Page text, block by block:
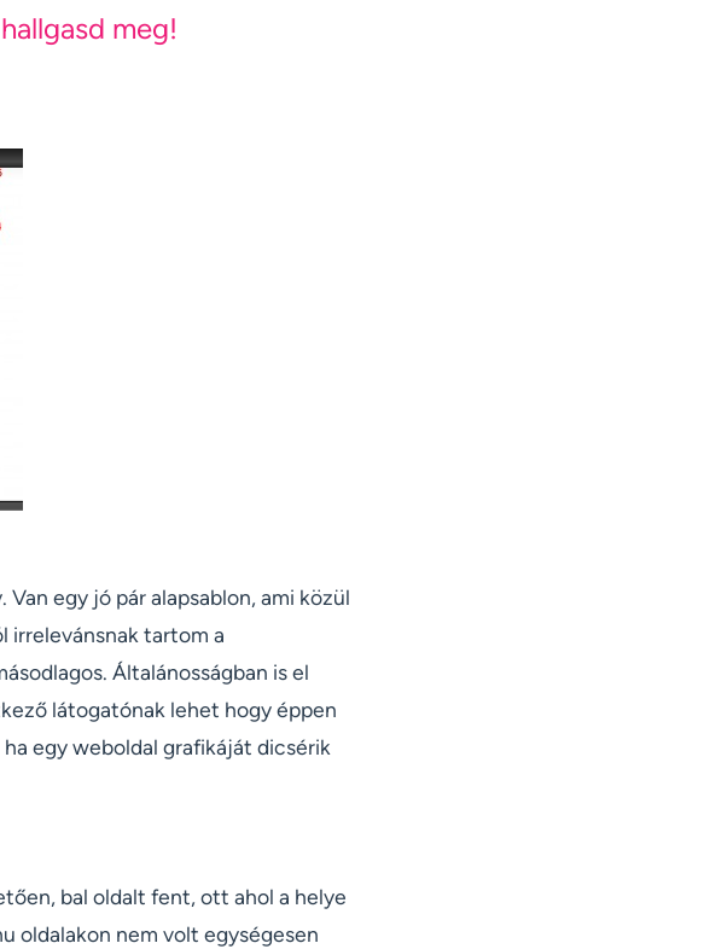
meg!
egy jó pár alapsablon, ami közül
irrelevánsnak tartom a
Általánosságban is el
látogatónak lehet hogy éppen
egy weboldal grafikáját dicsérik
bal oldalt fent, ott ahol a helye
oldalakon nem volt egységesen